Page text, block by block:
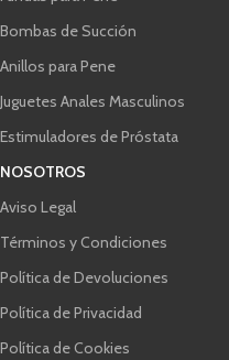
Bombas de Succión
Anillos para Pene
Juguetes Anales Masculinos
Estimuladores de Próstata
NOSOTROS
Aviso Legal
Términos y Condiciones
Política de Devoluciones
Política de Privacidad
Política de Cookies